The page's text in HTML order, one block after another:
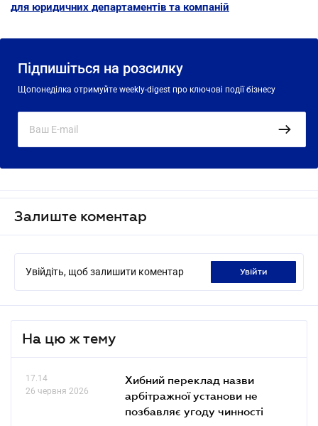
для юридичних департаментів та компаній
Підпишіться на розсилку
Щопонеділка отримуйте weekly-digest про ключові події бізнесу
Залиште коментар
Увійдіть, щоб залишити коментар увійти
На цю ж тему
17.14
26 червня 2026
Хибний переклад назви
арбітражної установи не
позбавляє угоду чинності